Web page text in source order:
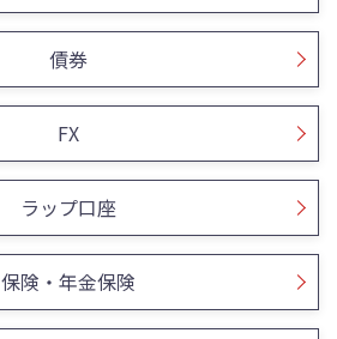
債券
FX
ラップ口座
保険・年金保険